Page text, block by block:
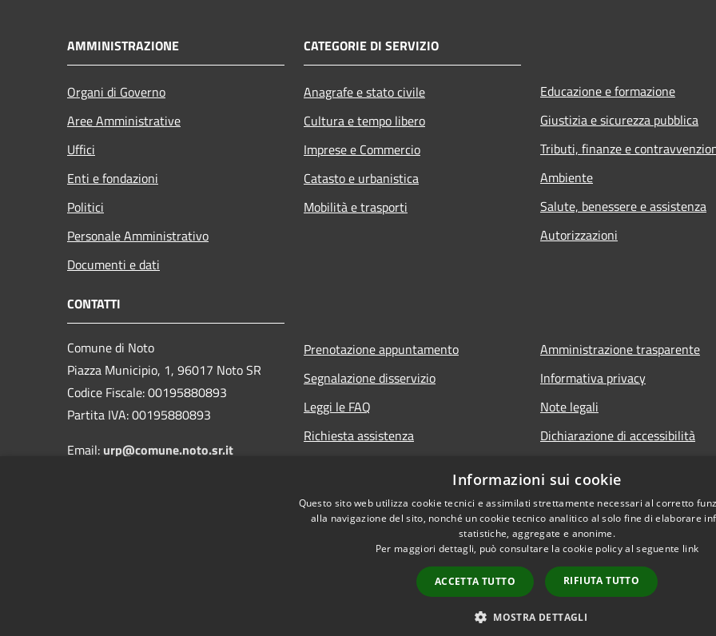
AMMINISTRAZIONE
Organi di Governo
Aree Amministrative
Uffici
Enti e fondazioni
Politici
Personale Amministrativo
Documenti e dati
CATEGORIE DI SERVIZIO
Anagrafe e stato civile
Cultura e tempo libero
Imprese e Commercio
Catasto e urbanistica
Mobilità e trasporti
Educazione e formazione
Giustizia e sicurezza pubblica
Tributi, finanze e
Ambiente
Salute, benessere e assistenza
Autorizzazioni
CONTATTI
Comune di Noto
Piazza Municipio, 1, 96017 Noto SR
Codice Fiscale: 00195880893
Partita IVA: 00195880893
Email: urp@comune.noto.sr.it
Prenotazione appuntamento
Segnalazione disservizio
Leggi le FAQ
Richiesta assistenza
Amministrazione trasparente
Informativa privacy
Note legali
Dichiarazione di accessibilità
Informazioni sui cookie
Questo sito web utilizza cookie tecnici e assimilati strettamente necessari al corretto
alla navigazione del sito, nonché un cookie tecnico analitico al solo fine di elaborare
statistiche, aggregate e anonime.
Per maggiori dettagli, può consultare la cookie policy al seguente link
ACCETTA TUTTO RIFIUTA TUTTO
MOSTRA DETTAGLI